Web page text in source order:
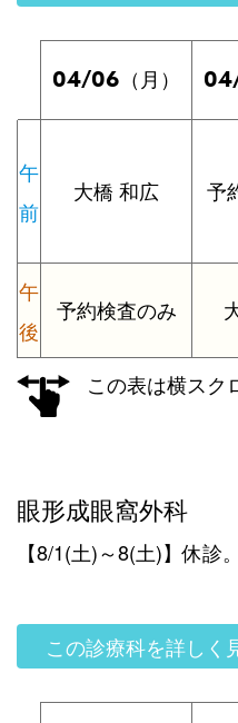
04/06 （月）
午
前
大橋 和広 予
午
後
予約検査のみ
この表は横スク
眼形成眼窩外科
【8/1(土)～8(土)】休診。
この診療科を詳しく